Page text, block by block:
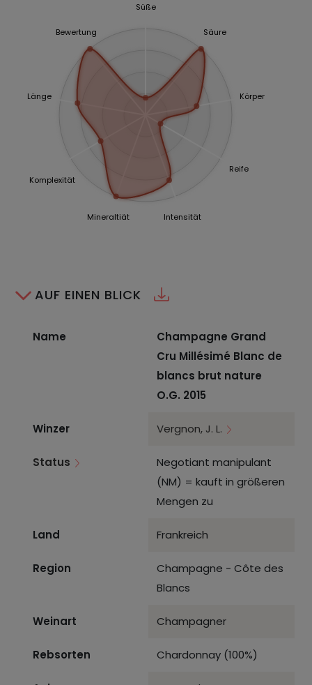
Süße
Säure
Körper
Reife
Intensität
Mineraltiät
Komplexität
Länge
Bewertung
AUF EINEN BLICK
Name
Champagne Grand
Cru Millésimé Blanc de
blancs brut nature
O.G. 2015
Winzer Vergnon, J. L.
Status
Negotiant manipulant
(NM) = kauft in größeren
Mengen zu
Land Frankreich
Region
Champagne - Côte des
Blancs
Weinart Champagner
Rebsorten Chardonnay (100%)